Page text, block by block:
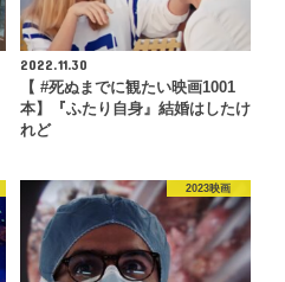
2022.11.30
【 #死ぬまでに観たい映画1001
本】『ふたり自身』結婚はしたけ
れど
2023映画